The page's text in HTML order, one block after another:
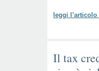
leggi
Il tax